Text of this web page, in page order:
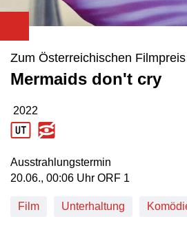
Zum Österreichischen
Mermaids don't cry
Produktionsjahr: 2022
2022
Ausstrahlungstermin
20. Juni, 00:06 Uhr in ORF 1
20.06., 00:06 Uhr ORF 1
Film Unterhaltung